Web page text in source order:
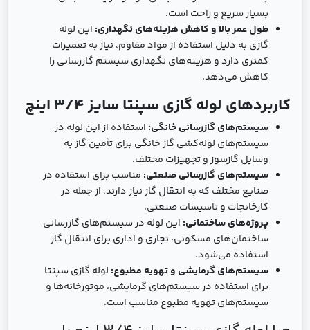
بسیار سریع و راحت است.
طول عمر بالا و کاهش هزینه‌های نگهداری: این لوله
گازی به دلیل استفاده از مواد مقاوم، نیاز به تعمیرات
کمتری دارد و هزینه‌های نگهداری سیستم گازرسانی را
کاهش می‌دهد.
کاربردهای لوله گازی سپنتا سایز 3/4 اینچ
سیستم‌های گازرسانی خانگی: استفاده از این لوله در
سیستم‌های لوله‌کشی گاز خانگی برای تأمین گاز به
وسایل گازسوز و تجهیزات مختلف.
سیستم‌های گازرسانی صنعتی: مناسب برای استفاده در
صنایع مختلف که به انتقال گاز نیاز دارند، از جمله در
کارخانجات و تاسیسات صنعتی.
پروژه‌های ساختمانی: این لوله در سیستم‌های گازرسانی
ساختمان‌های مسکونی، تجاری و اداری برای انتقال گاز
استفاده می‌شود.
سیستم‌های گرمایشی و تهویه مطبوع: لوله گازی سپنتا
برای استفاده در سیستم‌های گرمایشی، موتورخانه‌ها و
سیستم‌های تهویه مطبوع مناسب است.